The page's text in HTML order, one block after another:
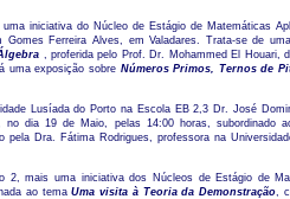
iniciativa do Núcleo de Estágio de Matemáticas
Ferreira Alves, em Valadares. Trata-se de
, proferida pelo Prof. Dr. Mohammed El Houari,
uma exposição sobre Números Primos, Ternos de
Lusíada do Porto na Escola EB 2,3 Dr. José
no dia 19 de Maio, pelas 14:00 horas, subordinado
pela Dra. Fátima Rodrigues, professora na
2, mais uma iniciativa dos Núcleos de Estágio de
ao temaUma visita à Teoria da Demonstração,